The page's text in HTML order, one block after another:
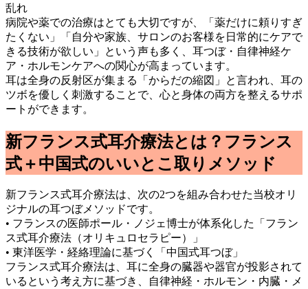
乱れ
病院や薬での治療はとても大切ですが、「薬だけに頼りすぎ
たくない」「自分や家族、サロンのお客様を日常的にケアで
きる技術が欲しい」という声も多く、耳つぼ・自律神経ケ
ア・ホルモンケアへの関心が高まっています。
耳は全身の反射区が集まる「からだの縮図」と言われ、耳の
ツボを優しく刺激することで、心と身体の両方を整えるサポ
ートができます。
新フランス式耳介療法とは？フランス
式＋中国式のいいとこ取りメソッド
新フランス式耳介療法は、次の2つを組み合わせた当校オリ
ジナルの耳つぼメソッドです。
• フランスの医師ポール・ノジェ博士が体系化した「フラン
ス式耳介療法（オリキュロセラピー）」
• 東洋医学・経絡理論に基づく「中国式耳つぼ」
フランス式耳介療法は、耳に全身の臓器や器官が投影されて
いるという考え方に基づき、自律神経・ホルモン・内臓・メ